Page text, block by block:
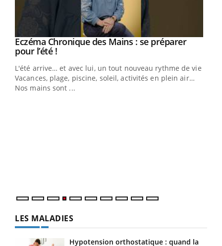
Youtube
Eczéma Chronique des Mains : se préparer
pour l’été !Youtube
L'été arrive… et avec lui, un tout nouveau rythme de vie !
Vacances, plage, piscine, soleil, activités en plein air…
Nos mains sont ...
LES MALADIES
Hypotension orthostatique : quand la